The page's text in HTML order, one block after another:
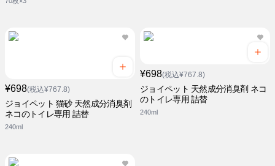
¥698(税込¥767.8)
ジョイペット 猫砂 天然成分消臭剤
ネコのトイレ専用 詰替
240ml
¥698(税込¥767.8)
ジョイペット 天然成分消臭剤 ネコ
のトイレ専用 詰替
240ml